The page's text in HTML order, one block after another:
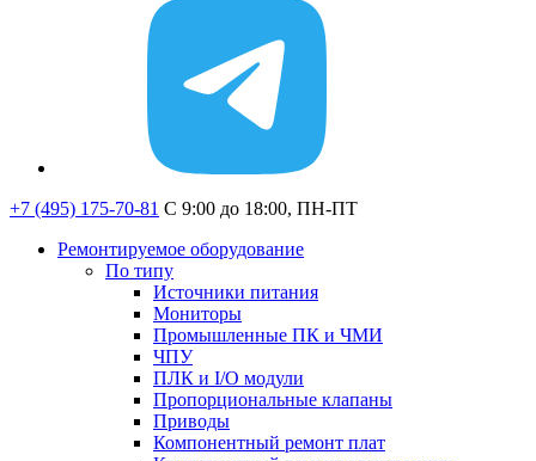
+7 (495) 175-70-81 C 9:00 до 18:00, ПН-ПТ
Ремонтируемое оборудование
По типу
Источники питания
Мониторы
Промышленные ПК и ЧМИ
ЧПУ
ПЛК и I/O модули
Пропорциональные клапаны
Приводы
Компонентный ремонт плат